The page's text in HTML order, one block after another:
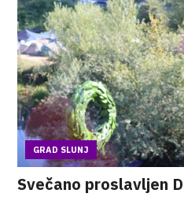
GRAD SLUNJ
Svečano proslavljen